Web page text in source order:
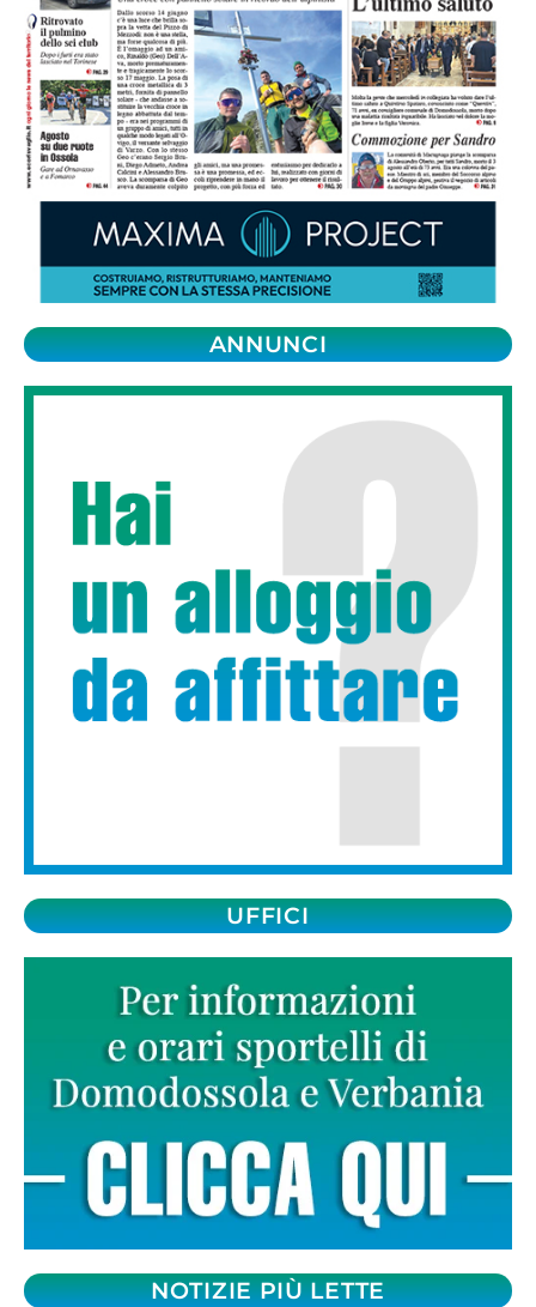
ANNUNCI
UFFICI
NOTIZIE PIÙ LETTE